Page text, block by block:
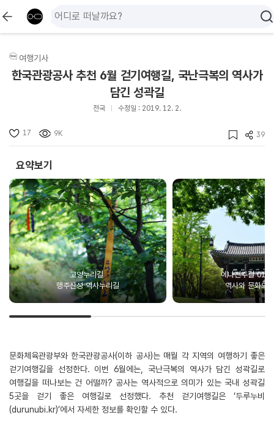
여행기사
한국관광공사 추천 6월 걷기여행길, 국난극복의 역사가
담긴 성곽길
전국 수정일 : 2019. 12. 2.
17 9K 39
요약보기
고양누리길
행주산성 역사누리길
에나진주길 01
역사와 문화의
문화체육관광부와 한국관광공사(이하 공사)는 매월 각 지역의 여행하기 좋은
걷기여행길을 선정한다. 이번 6월에는, 국난극복의 역사가 담긴 성곽길로
여행길을 떠나보는 건 어떨까? 공사는 역사적으로 의미가 있는 국내 성곽길
5곳을 걷기 좋은 여행길로 선정했다. 추천 걷기여행길은 ‘두루누비
(durunubi.kr)’에서 자세한 정보를 확인할 수 있다.